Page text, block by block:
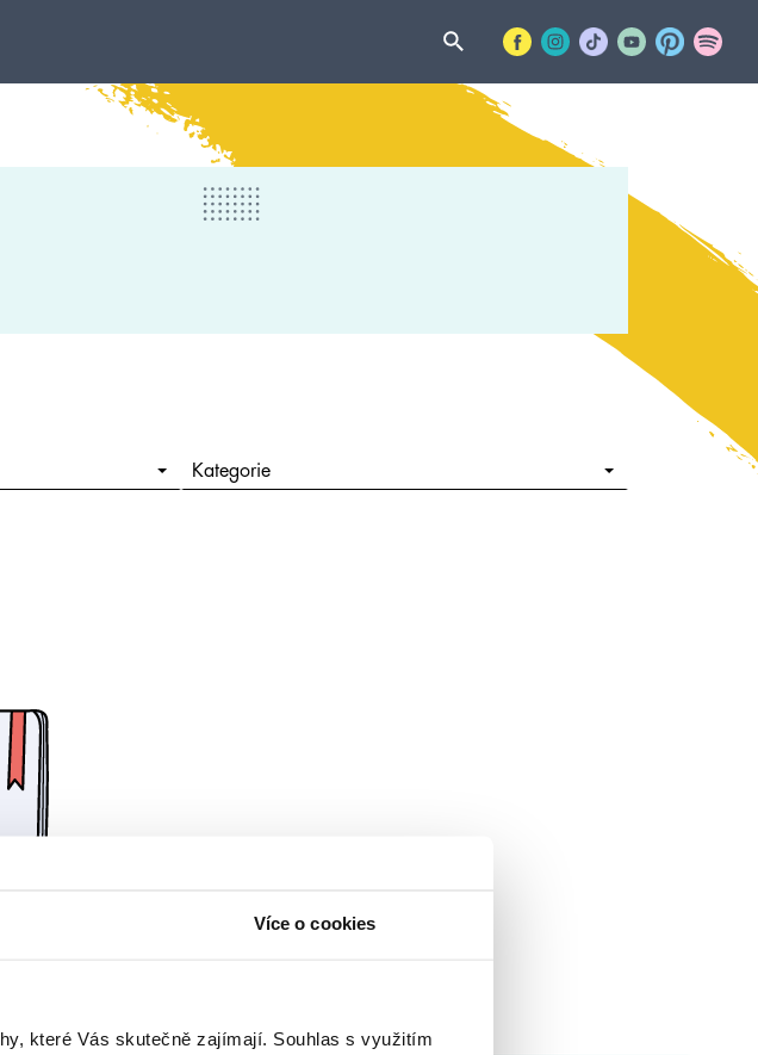
Více o cookies
které Vás skutečně zajímají. Souhlas s využitím
Kategorie